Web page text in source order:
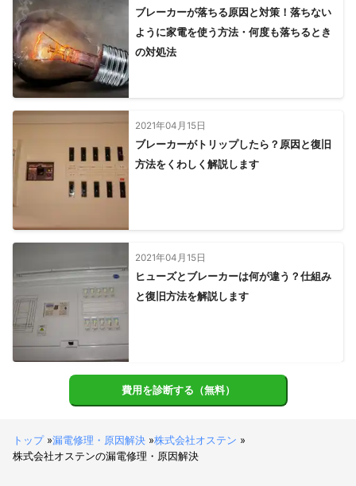
ブレーカーが落ちる原因と対策！落ちない
ように家電を使う方法・何度も落ちるとき
の対処法
2021年04月15日
ブレーカーがトリップしたら？原因と復旧
方法をくわしく解説します
2021年04月15日
ヒューズとブレーカーは何が違う？仕組み
と復旧方法を解説します
費用を診断する（無料）
トップ»漏電修理・原因解決 »株式会社オステン »
株式会社オステンの漏電修理・原因解決